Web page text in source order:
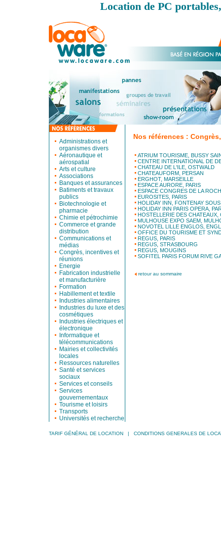
Location de PC
Administrations et
organismes divers
Aéronautique et
aérospatial
Arts et culture
Associations
Banques et assurances
Batiments et travaux
publics
Biotechnologie et
pharmacie
Chimie et pétrochimie
Commerce et grande
distribution
Communications et
médias
Congrès, incentives et
réunions
Energie
Fabrication industrielle
et manufacturière
Formation
Habillement et textile
Industries alimentaires
Industries du luxe et des
cosmétiques
Industries électriques et
électronique
Informatique et
télécommunications
Mairies et collectivités
locales
Ressources naturelles
Santé et services
sociaux
Services et conseils
Services
gouvernementaux
Tourisme et loisirs
Transports
Universités et recherche
Nos références :
ATRIUM TOURISME, BUSSY
CENTRE INTERNATIONAL DE
CHATEAU DE L'ILE, OSTWALD
CHATEAUFORM, PERSAN
ERGHOT, MARSEILLE
ESPACE AURORE, PARIS
ESPACE CONGRES DE LA
EUROSITES, PARIS
HOLIDAY INN, FONTENAY
HOLIDAY INN PARIS OPERA,
HOSTELLERIE DES
MULHOUSE EXPO SAEM,
NOVOTEL LILLE ENGLOS,
OFFICE DU TOURISME ET
REGUS, PARIS
REGUS, STRASBOURG
REGUS, MOUGINS
SOFITEL PARIS FORUM RIVE
retour au sommaire
TARIF GÉNÉRAL DE LOCATION| CONDITIONS GENERALES DE